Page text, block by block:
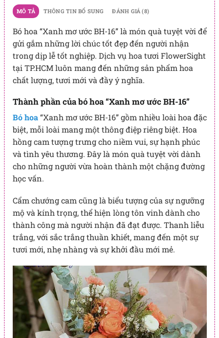
MÔ TẢ THÔNG TIN BỔ SUNG ĐÁNH GIÁ (8)
Bó hoa “Xanh mơ ước BH-16” là món quà tuyệt vời để
gửi gắm những lời chúc tốt đẹp đến người nhận
trong dịp lễ tốt nghiệp. Dịch vụ hoa tươi FlowerSight
tại TP.HCM luôn mang đến những sản phẩm hoa
chất lượng, tươi mới và đầy ý nghĩa.
Thành phần của bó hoa “Xanh mơ ước BH-16”
Bó hoa“Xanh mơ ước BH-16” gồm nhiều loài hoa đặc
biệt, mỗi loài mang một thông điệp riêng biệt. Hoa
hồng cam tượng trưng cho niềm vui, sự hạnh phúc
và tình yêu thương. Đây là món quà tuyệt vời dành
cho những người vừa hoàn thành một chặng đường
học vấn.
Cẩm chướng cam cũng là biểu tượng của sự ngưỡng
mộ và kính trọng, thể hiện lòng tôn vinh dành cho
thành công mà người nhận đã đạt được. Thanh liễu
trắng, với sắc trắng thuần khiết, mang đến một sự
tươi mới, nhẹ nhàng và sự khởi đầu mới mẻ.